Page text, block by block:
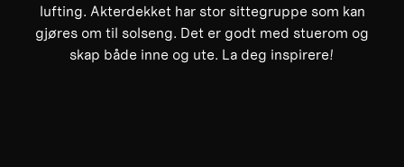
lufting. Akterdekket har stor sittegruppe som kan
gjøres om til solseng. Det er godt med stuerom og
skap både inne og ute. La deg inspirere!